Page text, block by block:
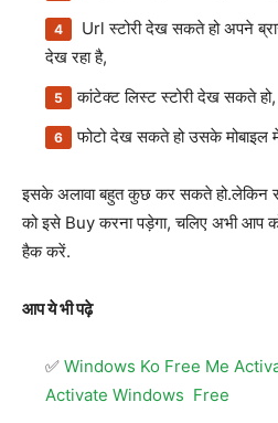
Url स्टोरी देख सकते हो अपने
देख रहा है,
कांटेक्ट लिस्ट स्टोरी देख सकते हो,
फोटो देख सकते हो उसके मोबाइल
इसके अलावा बहुत कुछ कर सकते हो.लेकिन
को इसे Buy करना पड़ेगा, चलिए अभी आप
हैक करें.
आप ये भी पढ़े
Windows Ko Free Me
Activate Windows Free